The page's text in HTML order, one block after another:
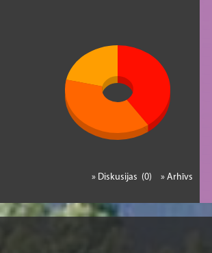
» Arhīvs
» Diskusijas (0)